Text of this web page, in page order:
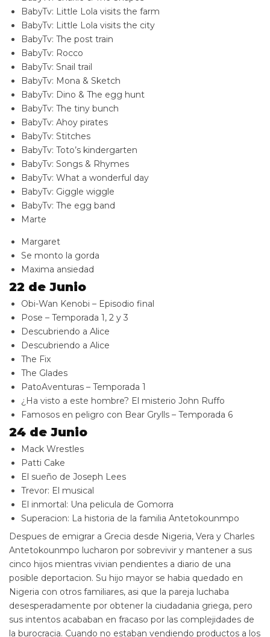
BabyTv: Little Lola visits the farm
BabyTv: Little Lola visits the city
BabyTv: The post train
BabyTv: Rocco
BabyTv: Snail trail
BabyTv: Mona & Sketch
BabyTv: Dino & The egg hunt
BabyTv: The tiny bunch
BabyTv: Ahoy pirates
BabyTv: Stitches
BabyTv: Toto’s kindergarten
BabyTv: Songs & Rhymes
BabyTv: What a wonderful day
BabyTv: Giggle wiggle
BabyTv: The egg band
Marte
Margaret
Se monto la gorda
Maxima ansiedad
22 de Junio
Obi-Wan Kenobi – Episodio final
Pose – Temporada 1, 2 y 3
Descubriendo a Alice
Descubriendo a Alice
The Fix
The Glades
PatoAventuras – Temporada 1
¿Ha visto a este hombre? El misterio John Ruffo
Famosos en peligro con Bear Grylls – Temporada 6
24 de Junio
Mack Wrestles
Patti Cake
El sueño de Joseph Lees
Trevor: El musical
El inmortal: Una pelicula de Gomorra
Superacion: La historia de la familia Antetokounmpo
Despues de emigrar a Grecia desde Nigeria, Vera y Charles
Antetokounmpo lucharon por sobrevivir y mantener a sus
cinco hijos mientras vivian pendientes a diario de una
posible deportacion. Su hijo mayor se habia quedado en
Nigeria con otros familiares, asi que la pareja luchaba
desesperadamente por obtener la ciudadania griega, pero
sus intentos acababan en fracaso por las complejidades de
la burocracia. Cuando no estaban vendiendo productos a los